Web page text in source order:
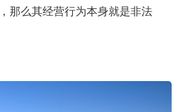
那么其经营行为本身就是非法